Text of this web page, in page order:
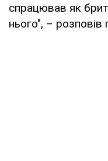
спрацював як
нього", – розповів